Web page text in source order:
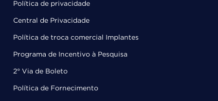
Política de privacidade
Central de Privacidade
Política de troca comercial Implantes
Programa de Incentivo à Pesquisa
2° Via de Boleto
Política de Fornecimento